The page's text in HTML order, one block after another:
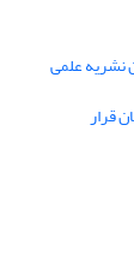
نشریه علمی
قرار